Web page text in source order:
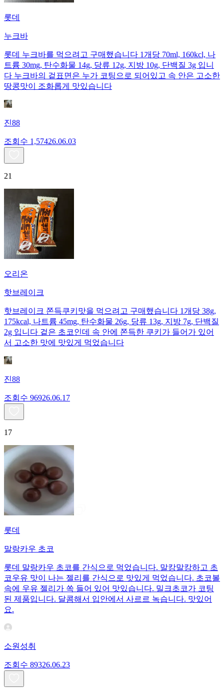
롯데
누크바
롯데 누크바를 먹으려고 구매했습니다 1개당 70ml, 160kcl, 나
트륨 30mg, 탄수화물 14g, 당류 12g, 지방 10g, 단백질 3g 입니
다 누크바의 겉표면은 누가 코팅으로 되어있고 속 안은 고소한
땅콩맛이 조화롭게 맛있습니다
진88
조회수 1,57426.06.03
21
오리온
핫브레이크
핫브레이크 쫀득쿠키맛을 먹으려고 구매했습니다 1개당 38g,
175kcal, 나트륨 45mg, 탄수화물 26g, 당류 13g, 지방 7g, 단백질
2g 입니다 겉은 초코인데 속 안에 쫀득한 쿠키가 들어가 있어
서 고소한 맛에 맛있게 먹었습니다
진88
조회수 96926.06.17
17
롯데
말랑카우 초코
롯데 말랑카우 초코를 간식으로 먹었습니다. 말캉말캉하고 초
코우유 맛이 나는 젤리를 간식으로 맛있게 먹었습니다. 초코볼
속에 우유 젤리가 쏙 들어 있어 맛있습니다. 밀크초코가 코팅
된 제품입니다. 달콤해서 입안에서 사르르 녹습니다. 맛있어
요.
소원성취
조회수 89326.06.23